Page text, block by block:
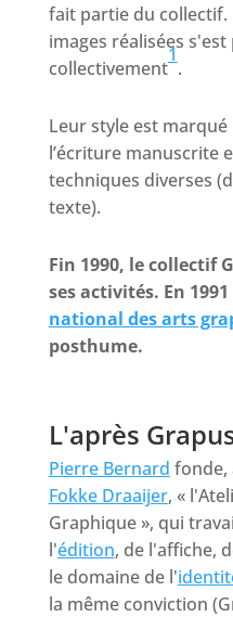
fait partie du collectif.
images réalisées
collectivement
1
.
Leur style est
l’écriture manuscrite
techniques diverses
texte).
Fin 1990, le collectif
ses activités. En
national des arts
posthume.
L'après
Pierre Bernard fonde,
Fokke Draaijer, «
Graphique », qui
l'édition, de l'affiche,
le domaine de l'
la même conviction